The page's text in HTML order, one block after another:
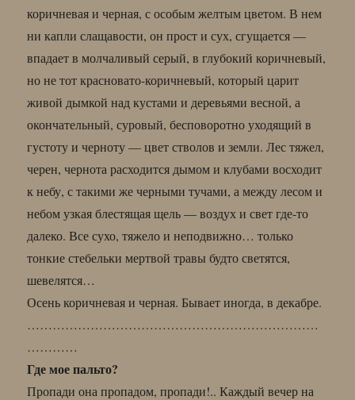
коричневая и черная, с особым желтым цветом. В нем
ни капли слащавости, он прост и сух, сгущается —
впадает в молчаливый серый, в глубокий коричневый,
но не тот красновато-коричневый, который царит
живой дымкой над кустами и деревьями весной, а
окончательный, суровый, бесповоротно уходящий в
густоту и черноту — цвет стволов и земли. Лес тяжел,
черен, чернота расходится дымом и клубами восходит
к небу, с такими же черными тучами, а между лесом и
небом узкая блестящая щель — воздух и свет где-то
далеко. Все сухо, тяжело и неподвижно… только
тонкие стебельки мертвой травы будто светятся,
шевелятся…
Осень коричневая и черная. Бывает иногда, в декабре.
……………………………………………………………
…………
Где мое пальто?
Пропади она пропадом, пропади!.. Каждый вечер на